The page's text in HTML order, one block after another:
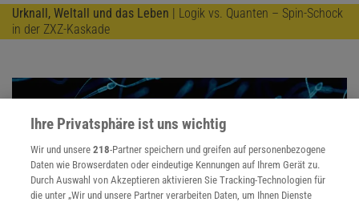
Urknall, Weltall und das Leben | Logik vs. Quanten – Spin-Schock
in der ZXZ-Kaskade
Ihre Privatsphäre ist uns wichtig
Wir und unsere218-Partner speichern und greifen auf personenbezogene
Daten wie Browserdaten oder eindeutige Kennungen auf Ihrem Gerät zu.
Durch Auswahl von Akzeptieren aktivieren Sie Tracking-Technologien für
die unter „Wir und unsere Partner verarbeiten Daten, um Ihnen Dienste